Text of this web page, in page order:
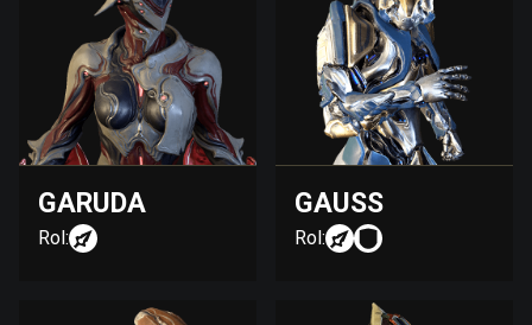
GARUDA
Rol:
GAUSS
Rol: